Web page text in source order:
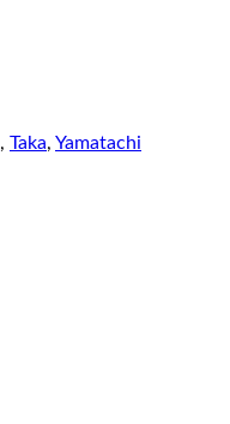
, Taka, Yamatachi